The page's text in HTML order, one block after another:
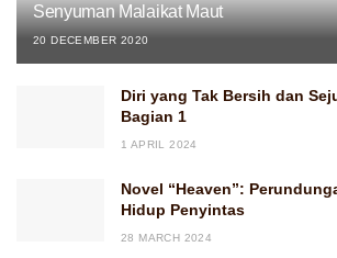
Senyuman Malaikat Maut
20 DECEMBER 2020
Diri yang Tak Bersih dan
Bagian 1
1 APRIL 2024
Novel “Heaven”:
Hidup Penyintas
28 MARCH 2024